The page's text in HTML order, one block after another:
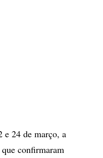
e 24 de março, a
confirmaram